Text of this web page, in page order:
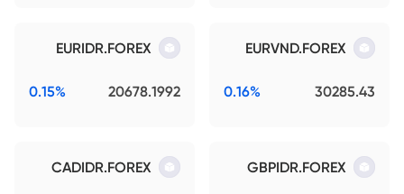
EURVND.FOREX
30285.43
0.16%
EURIDR.FOREX
20678.1992
0.15%
GBPIDR.FOREX
CADIDR.FOREX